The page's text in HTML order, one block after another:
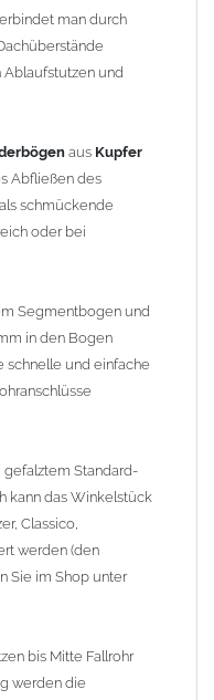
bis Mitte Fallrohr
die Gliederbögen 2-
angefertigt -
man durch
Ablaufstutzen und
aus Kupfer
Abfließen des
schmückende
oder bei
Segmentbogen und
in den Bogen
schnelle und einfache
Standard-
kann das Winkelstück
Classico,
werden (den
Sie im Shop unter
bis Mitte Fallrohr
werden die